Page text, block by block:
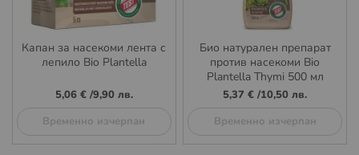
Капан за насекоми лента с
лепило Bio Plantella
5,06 €/9,90 лв.
Временно изчерпан
Био натурален препарат
против насекоми Bio
Plantella Thymi 500 мл
5,37 € /10,50 лв.
Временно изчерпан